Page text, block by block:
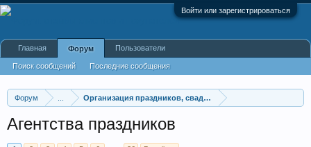
Войти или зарегистрироваться
Форум Организация праздников, свадеб
Агентства праздников
Главная Форум
Поиск сообщений Последние сообщения
Пользователи